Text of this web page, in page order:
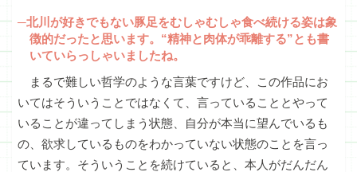
─北川が好きでもない豚足をむしゃむしゃ食べ続ける姿は象
徴的だったと思います。“精神と肉体が乖離する”とも書
いていらっしゃいましたね。
まるで難しい哲学のような言葉ですけど、この作品にお
いてはそういうことではなくて、言っていることとやって
いることが違ってしまう状態、自分が本当に望んでいるも
の、欲求しているものをわかっていない状態のことを言っ
ています。そういうことを続けていると、本人がだんだん